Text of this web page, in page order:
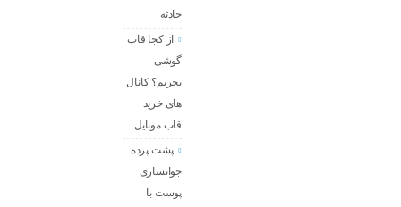
حادثه
از کجا قاب
گوشی
بخریم؟ کانال
های خرید
قاب موبایل
پشت پرده
جوانسازی
پوست با